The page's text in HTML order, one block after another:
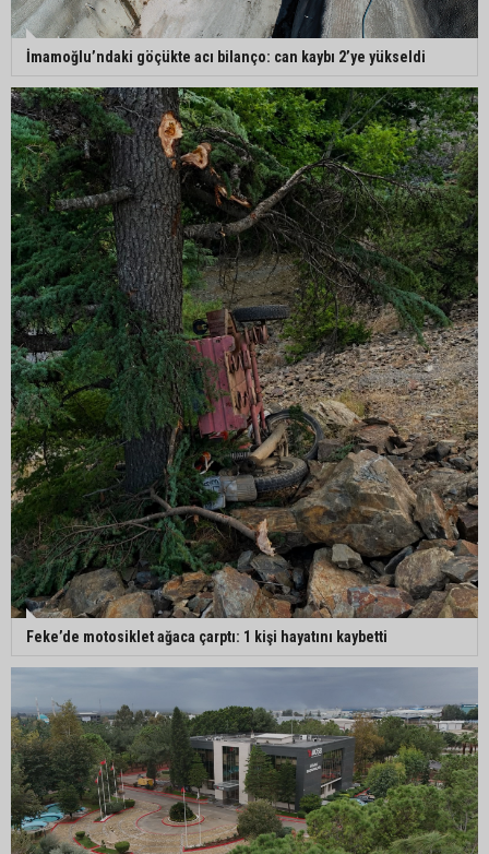
İmamoğlu’ndaki göçükte acı bilanço: can kaybı 2’ye yükseldi
Feke’de motosiklet ağaca çarptı: 1 kişi hayatını kaybetti